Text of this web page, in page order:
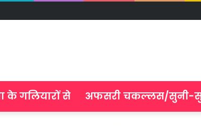
के गलियारों से अफसरी चकल्लस/सुनी-